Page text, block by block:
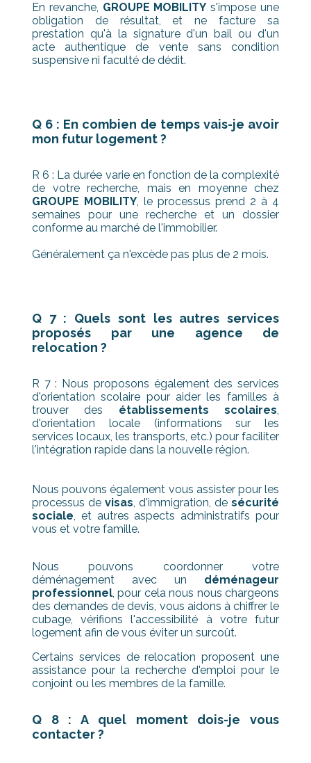
En revanche, GROUPE MOBILITY s'impose une
obligation de résultat, et ne facture sa
prestation qu'à la signature d'un bail ou d'un
acte authentique de vente sans condition
suspensive ni faculté de dédit.
Q 6 : En combien de temps vais-je avoir
mon futur logement ?
R 6 : La durée varie en fonction de la complexité
de votre recherche, mais en moyenne chez
GROUPE MOBILITY, le processus prend 2 à 4
semaines pour une recherche et un dossier
conforme au marché de l'immobilier.
Généralement ça n'excède pas plus de 2 mois.
Q 7 : Quels sont les autres services
proposés par une agence de
relocation ?
R 7 : Nous proposons également des services
d'orientation scolaire pour aider les familles à
trouver des établissements scolaires,
d'orientation locale (informations sur les
services locaux, les transports, etc.) pour faciliter
l'intégration rapide dans la nouvelle région.
Nous pouvons également vous assister pour les
processus de visas, d'immigration, de sécurité
sociale, et autres aspects administratifs pour
vous et votre famille.
Nous pouvons coordonner votre
déménagement avec un déménageur
professionnel, pour cela nous nous chargeons
des demandes de devis, vous aidons à chiffrer le
cubage, vérifions l'accessibilité à votre futur
logement afin de vous éviter un surcoût.
Certains services de relocation proposent une
assistance pour la recherche d'emploi pour le
conjoint ou les membres de la famille.
Q 8 : A quel moment dois-je vous
contacter ?